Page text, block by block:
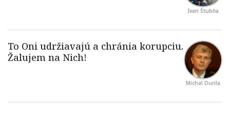
Ivan Štubňa
Michal Durila